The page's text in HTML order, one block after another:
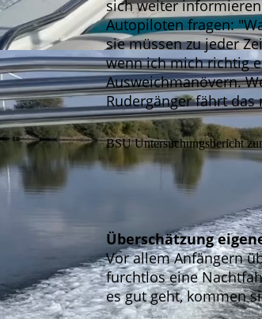
sich weiter
Autopiloten fragen:
sie müssen zu jeder
wenn ich mich richtig
Ausweichmanövern.
Rudergänger fährt
BSU Untersuchungsbericht
Überschätzung
Vor allem Anfängern
furchtlos eine
es gut geht, kommen